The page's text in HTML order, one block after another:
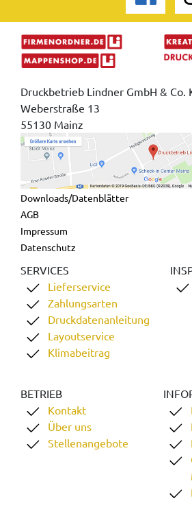
Druckbetrieb Lindner GmbH & Co.
Weberstraße 13
55130 Mainz
Downloads/Datenblätter
AGB
Impressum
Datenschutz
SERVICES
Lieferservice
Zahlungsarten
Druckdatenanleitung
Layoutservice
Klimabeitrag
BETRIEB
Kontakt
Über uns
Stellenangebote